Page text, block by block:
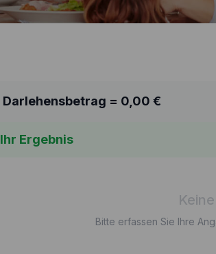
Darlehensbetrag = 0,00 €
Ihr Ergebnis
Bitte erfassen Sie Ihre